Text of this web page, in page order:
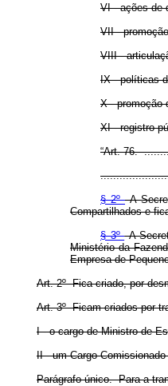
VI - ações de
VII -
VIII -
IX - políticas
X - promoção
XI - registro
“Art. 76.
§ 2ºA
Compartilhados e
§ 3ºA
Ministério da
Empresa de
Art. 2º Fica criado, por
Art. 3º Ficam criados por
I - o cargo de Ministro de
II - um Cargo
Parágrafo único. Para a